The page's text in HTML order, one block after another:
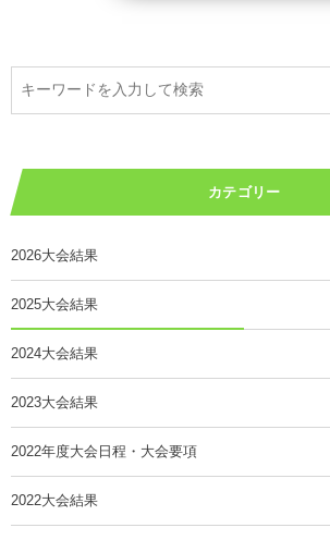
カテゴリー
2026大会結果
2025大会結果
2024大会結果
2023大会結果
2022年度大会日程・大会要項
2022大会結果